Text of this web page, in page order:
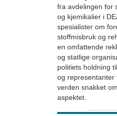
fra avdelingen for
og kjemikalier i
spesialister om
stoffmisbruk og
en omfattende
og statlige
politiets holdning
og representanter
verden snakket
aspektet.